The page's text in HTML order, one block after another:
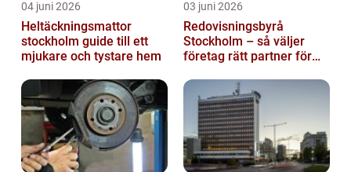
04 juni 2026
Heltäckningsmattor
stockholm guide till ett
mjukare och tystare hem
03 juni 2026
Redovisningsbyrå
Stockholm – så väljer
företag rätt partner för